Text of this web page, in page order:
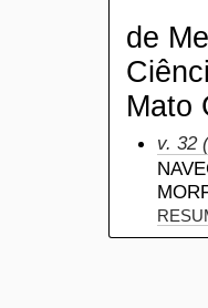
de
Mato
v. 32